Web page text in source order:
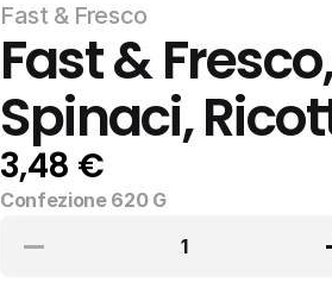
Fast & Fresco
Fast &
Spinaci,
3,48 €
Confezione 620 G
1